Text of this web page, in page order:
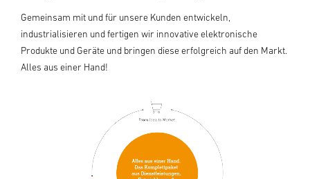
Gemeinsam mit und für unsere Kunden entwickeln,
industrialisieren und fertigen wir innovative elektronische
Produkte und Geräte und bringen diese erfolgreich auf den Markt.
Alles aus einer Hand!